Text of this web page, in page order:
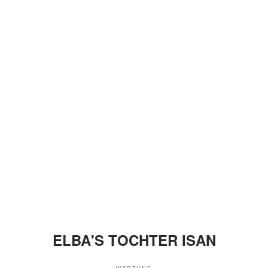
ELBA'S TOCHTER ISAN